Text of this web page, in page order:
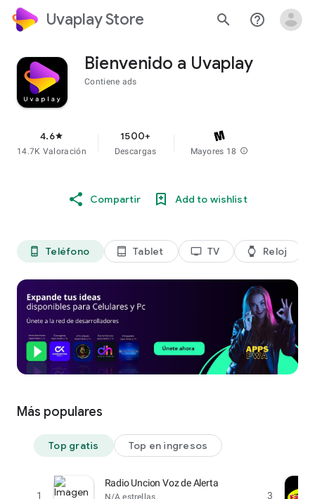
Uvaplay Store search help_outline
Bienvenido a Uvaplay
Contiene ads
4.6star
14.7K Valoración
1500+
Descargas Mayores 18 info
Compartir Add to wishlist
phone_android Teléfono tablet_android Tablet tv TV watch Reloj
Más populares
Top gratis Top en ingresos
1
Radio Uncion Voz de Alerta
N/A estrellas 3